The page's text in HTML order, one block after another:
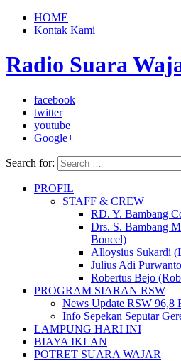
HOME
Kontak Kami
Radio Suara
facebook
twitter
youtube
Google+
Search for:
PROFIL
STAFF & CREW
RD. Y. Bambang
Drs. S. Bambang
Boncel)
Alloysius Sukardi
Julius Adi
Robertus Bejo
PROGRAM SIARAN RSW
News Update RSW 96,8
Info Sepekan Seputar
LAMPUNG HARI INI
BIAYA IKLAN
POTRET SUARA WAJAR